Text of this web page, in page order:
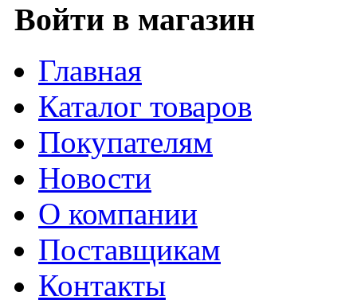
Войти в магазин
Главная
Каталог товаров
Покупателям
Новости
О компании
Поставщикам
Контакты